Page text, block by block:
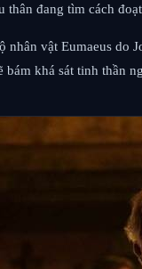
đang tìm cách
nhân vật Eumaeus
bám khá sát tinh thần